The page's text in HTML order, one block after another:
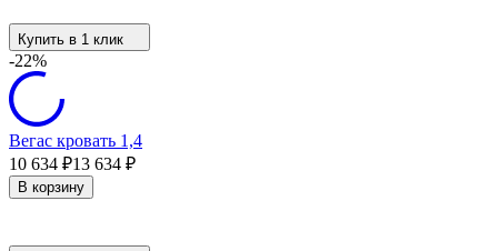
Купить в 1 клик
-22%
Вегас кровать 1,4
10 634 ₽13 634 ₽
В корзину